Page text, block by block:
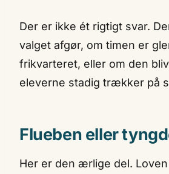
Der er ikke ét rigtigt svar.
valget afgør, om timen er
frikvarteret, eller om den
eleverne stadig trækker på
Flueben eller
Her er den ærlige del.